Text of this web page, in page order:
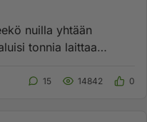
tonnia laittaa
15 14842 0